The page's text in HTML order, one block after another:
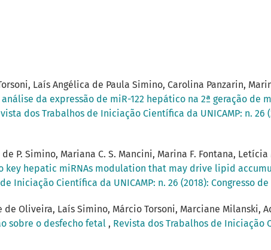
Laís Angélica de Paula Simino, Carolina Panzarin,
da expressão de miR-122 hepático na 2ª geração de
dos Trabalhos de Iniciação Científica da UNICAMP: n. 26
P. Simino, Mariana C. S. Mancini, Marina F. Fontana,
key hepatic miRNAs modulation that may drive lipid
Iniciação Científica da UNICAMP: n. 26 (2018): Congresso
de Oliveira, Laís Simino, Márcio Torsoni, Marciane Milanski,
sobre o desfecho fetal , Revista dos Trabalhos de Iniciação